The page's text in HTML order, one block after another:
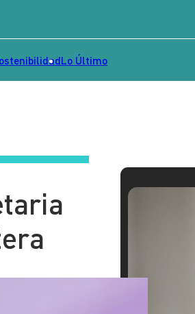
Lo Último